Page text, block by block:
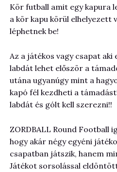
Kör futball amit egy kapura
a kör kapu körül elhelyezett
léphetnek be!
Az a játékos vagy csapat
labdát lehet először a
utána ugyanúgy mint a
kapó fél kezdheti a
labdát és gólt kell szerezni!!
ZORDBALL Round Football
hogy akár négy egyéni
csapatban játszik, hanem
Játékot sorsolással